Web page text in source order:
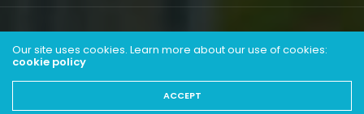
Our site uses cookies. Learn more about our use of cookies:
cookie policy
ACCEPT